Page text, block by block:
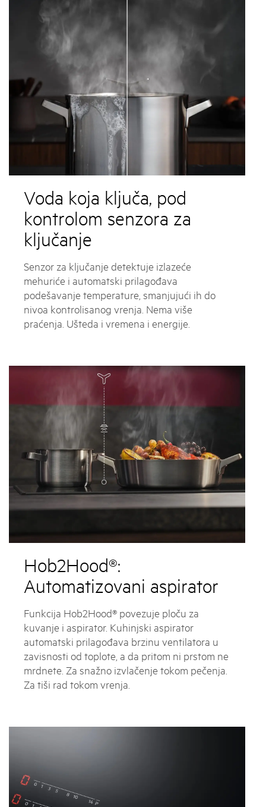
Voda koja ključa, pod
kontrolom senzora za
ključanje
Senzor za ključanje detektuje izlazeće
mehuriće i automatski prilagođava
podešavanje temperature, smanjujući ih do
nivoa kontrolisanog vrenja. Nema više
praćenja. Ušteda i vremena i energije.
Hob2Hood®:
Automatizovani aspirator
Funkcija Hob2Hood® povezuje ploču za
kuvanje i aspirator. Kuhinjski aspirator
automatski prilagođava brzinu ventilatora u
zavisnosti od toplote, a da pritom ni prstom ne
mrdnete. Za snažno izvlačenje tokom pečenja.
Za tiši rad tokom vrenja.